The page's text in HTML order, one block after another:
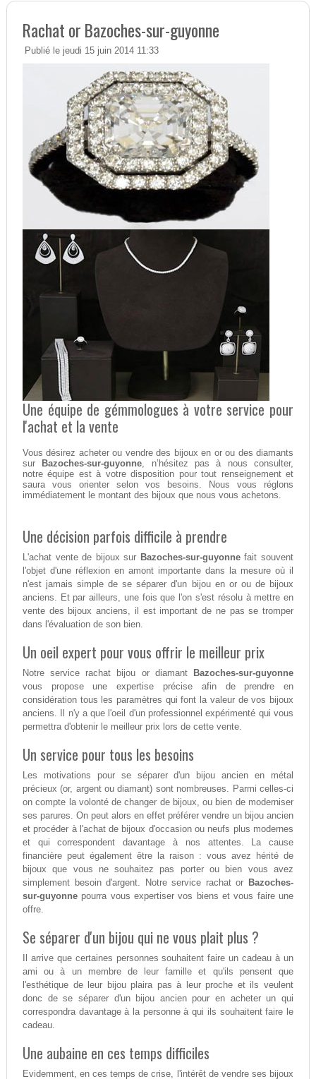
Rachat or Bazoches-sur-guyonne
Publié le jeudi 15 juin 2014 11:33
Une équipe de gémmologues à votre service pour
l'achat et la vente
Vous désirez acheter ou vendre des bijoux en or ou des diamants
sur
Bazoches-sur-guyonne, n’hésitez pas à nous consulter,
notre équipe est à votre disposition pour tout renseignement et
saura vous orienter selon vos besoins. Nous vous réglons
immédiatement le montant des bijoux que nous vous achetons.
Une décision parfois difficile à prendre
L'achat vente de bijoux sur Bazoches-sur-guyonnefait souvent
l'objet d'une réflexion en amont importante dans la mesure où il
n'est jamais simple de se séparer d'un bijou en or ou de bijoux
anciens. Et par ailleurs, une fois que l'on s'est résolu à mettre en
vente des bijoux anciens, il est important de ne pas se tromper
dans l'évaluation de son bien.
Un oeil expert pour vous offrir le meilleur prix
Notre service rachat bijou or diamant Bazoches-sur-guyonne
vous propose une expertise précise afin de prendre en
considération tous les paramètres qui font la valeur de vos bijoux
anciens. Il n'y a que l'oeil d'un professionnel expérimenté qui vous
permettra d'obtenir le meilleur prix lors de cette vente.
Un service pour tous les besoins
Les motivations pour se séparer d'un bijou ancien en métal
précieux (or, argent ou diamant) sont nombreuses. Parmi celles-ci
on compte la volonté de changer de bijoux, ou bien de moderniser
ses parures. On peut alors en effet préférer vendre un bijou ancien
et procéder à l'achat de bijoux d'occasion ou neufs plus modernes
et qui correspondent davantage à nos attentes. La cause
financière peut également être la raison : vous avez hérité de
bijoux que vous ne souhaitez pas porter ou bien vous avez
simplement besoin d'argent. Notre service rachat or Bazoches-
sur-guyonnepourra vous expertiser vos biens et vous faire une
offre.
Se séparer d'un bijou qui ne vous plait plus ?
Il arrive que certaines personnes souhaitent faire un cadeau à un
ami ou à un membre de leur famille et qu'ils pensent que
l'esthétique de leur bijou plaira pas à leur proche et ils veulent
donc de se séparer d'un bijou ancien pour en acheter un qui
correspondra davantage à la personne à qui ils souhaitent faire le
cadeau.
Une aubaine en ces temps difficiles
Evidemment, en ces temps de crise, l'intérêt de vendre ses bijoux